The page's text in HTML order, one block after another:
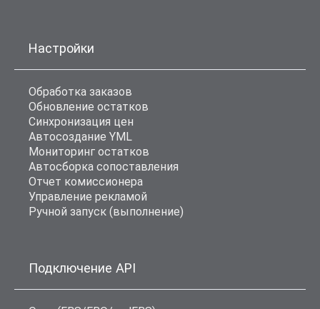
Настройки
Обработка заказов
Обновление остатков
Синхронизация цен
Автосоздание YML
Мониторинг остатков
Автосборка сопоставления
Отчет комиссионера
Управление рекламой
Ручной запуск (выполнение)
Подключение API